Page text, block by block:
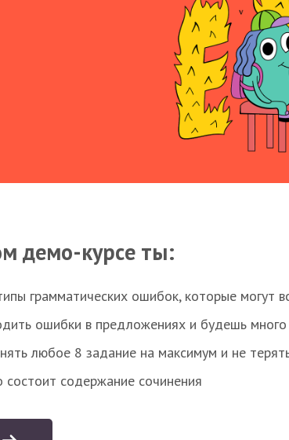
демо-курсе ты:
грамматических ошибок, которые могут
ошибки в предложениях и будешь много
любое 8 задание на максимум и не
состоит содержание сочинения